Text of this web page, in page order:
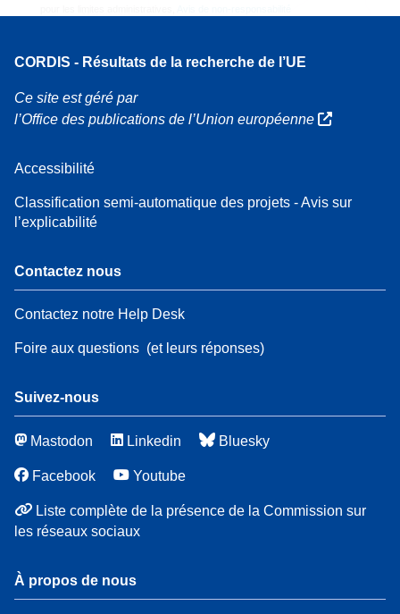
CORDIS - Résultats de la recherche de l’UE
Ce site est géré par
l’Office des publications de l’Union européenne
Accessibilité
Classification semi-automatique des projets - Avis sur
l’explicabilité
Contactez nous
Contactez notre Help Desk
Foire aux questions (et leurs réponses)
Suivez-nous
Mastodon Linkedin Bluesky
Facebook Youtube
Liste complète de la présence de la Commission sur
les réseaux sociaux
À propos de nous